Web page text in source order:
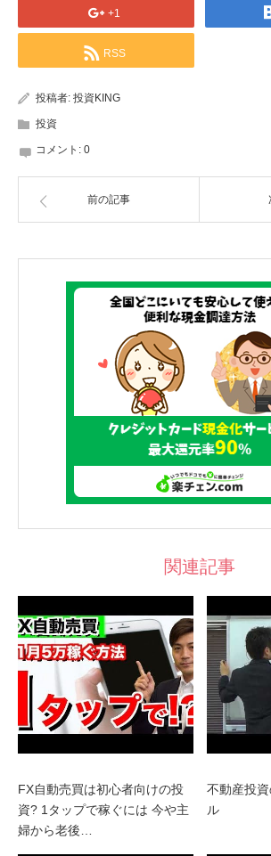
+1
RSS
投稿者: 投資KING
投資
コメント: 0
前の記事
関連記事
FX自動売買は初心者向けの投
資? 1タップで稼ぐには 今や主
婦から老後…
不動産投
ル